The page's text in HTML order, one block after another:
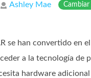
Ashley Mae
se han convertido en
a la tecnología de
hardware